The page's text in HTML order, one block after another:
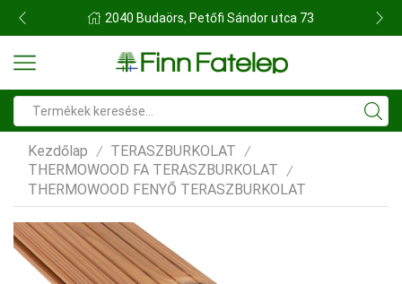
FINN FATELEP BUDAÖRS
input
Kezdőlap / TERASZBURKOLAT /
THERMOWOOD FA TERASZBURKOLAT /
THERMOWOOD FENYŐ TERASZBURKOLAT